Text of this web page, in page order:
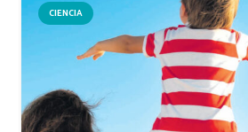
CIENCIA